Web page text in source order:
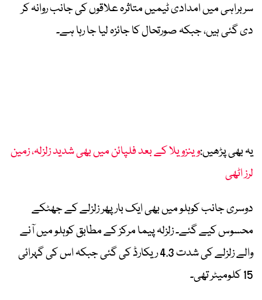
سربراہی میں امدادی ٹیمیں متاثرہ علاقوں کی جانب روانہ کر
دی گئی ہیں، جبکہ صورتحال کا جائزہ لیا جا رہا ہے۔
یہ بھی پڑھیں:وینزویلا کے بعد فلپائن میں بھی شدید زلزلہ، زمین
لرز اٹھی
دوسری جانب کوہلو میں بھی ایک بار پھر زلزلے کے جھٹکے
محسوس کیے گئے۔ زلزلہ پیما مرکز کے مطابق کوہلو میں آنے
والے زلزلے کی شدت 4.3 ریکارڈ کی گئی جبکہ اس کی گہرائی
15 کلومیٹر تھی۔